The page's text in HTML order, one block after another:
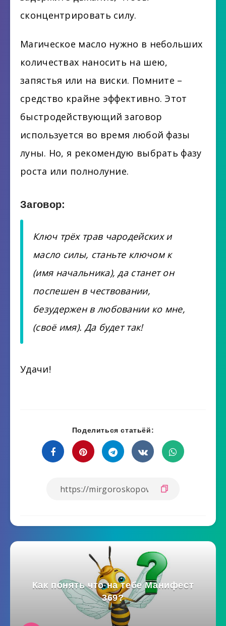
сконцентрировать силу.
Магическое масло нужно в небольших
количествах наносить на шею,
запястья или на виски. Помните –
средство крайне эффективно. Этот
быстродействующий заговор
используется во время любой фазы
луны. Но, я рекомендую выбрать фазу
роста или полнолуние.
Заговор:
Ключ трёх трав чародейских и
масло силы, станьте ключом к
(имя начальника), да станет он
поспешен в чествовании,
безудержен в любовании ко мне,
(своё имя). Да будет так!
Удачи!
Поделиться статьёй:
Как понять что на тебе Манифест
369?